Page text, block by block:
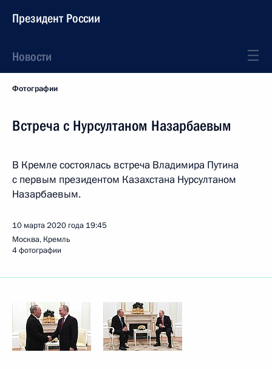
Президент России
Новости
Фотографии
Встреча с Нурсултаном Назарбаевым
В Кремле состоялась встреча Владимира Путина
с первым президентом Казахстана Нурсултаном
Назарбаевым.
10 марта 2020 года 19:45
Москва, Кремль
4 фотографии